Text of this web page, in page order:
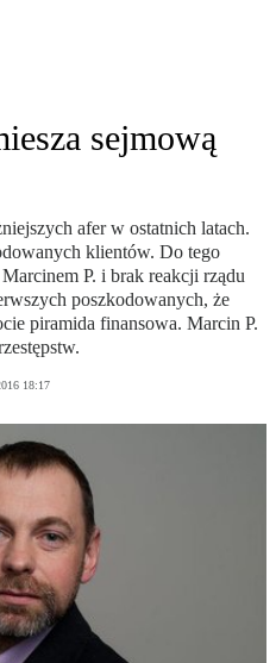
sejmową
afer w ostatnich latach.
klientów. Do tego
P. i brak reakcji rządu
poszkodowanych, że
piramida finansowa. Marcin P.
18:17